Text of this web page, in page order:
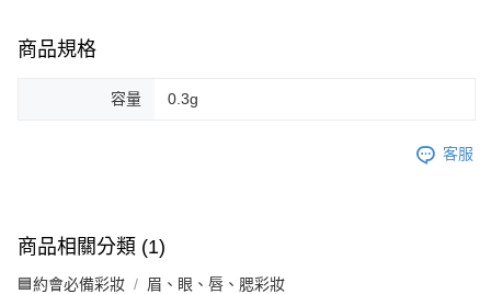
商品規格
容量 0.3g
客服
商品相關分類 (1)
🟦約會必備彩妝 眉、眼、唇、腮彩妝